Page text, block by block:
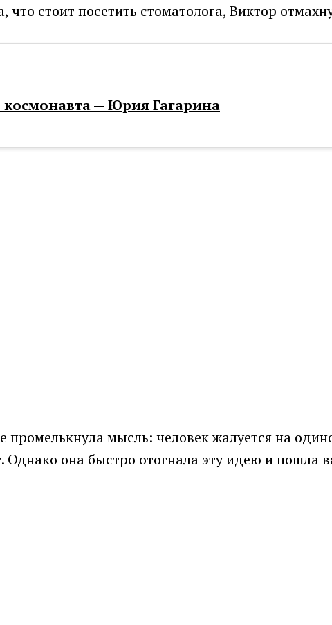
стоит посетить стоматолога, Виктор
— Юрия Гагарина
мысль: человек жалуется на
она быстро отогнала эту идею и пошла